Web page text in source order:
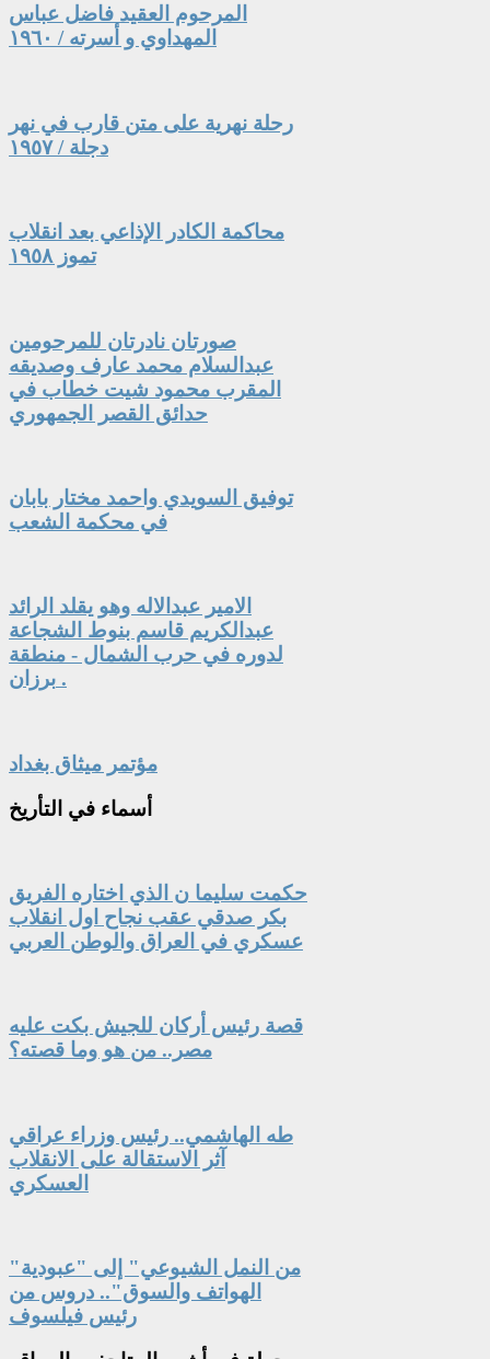
المرحوم العقيد فاضل عباس
المهداوي و أسرته / ١٩٦٠
رحلة نهرية على متن قارب في نهر
دجلة / ١٩٥٧
محاكمة الكادر الإذاعي بعد انقلاب
تموز ١٩٥٨
صورتان نادرتان للمرحومين
عبدالسلام محمد عارف وصديقه
المقرب محمود شيت خطاب في
حدائق القصر الجمهوري
توفيق السويدي واحمد مختار بابان
في محكمة الشعب
الامير عبدالاله وهو يقلد الرائد
عبدالكريم قاسم بنوط الشجاعة
لدوره في حرب الشمال - منطقة
برزان .
مؤتمر ميثاق بغداد
أسماء في التأريخ
حكمت سليما ن الذي اختاره الفريق
بكر صدقي عقب نجاح اول انقلاب
عسكري في العراق والوطن العربي
قصة رئيس أركان للجيش بكت عليه
مصر.. من هو وما قصته؟
طه الهاشمي.. رئيس وزراء عراقي
آثر الاستقالة على الانقلاب
العسكري
"من النمل الشيوعي" إلى "عبودية
الهواتف والسوق".. دروس من
رئيس فيلسوف